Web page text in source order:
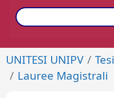
UNITESI UNIPV
Tesi
Lauree Magistrali